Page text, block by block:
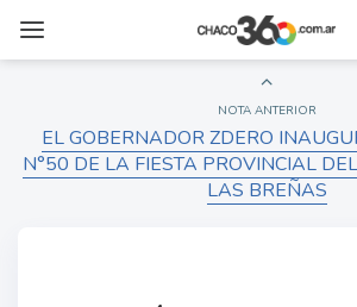
NOTA ANTERIOR
EL GOBERNADOR ZDERO
N°50 DE LA FIESTA PROVINCIAL
LAS BREÑAS